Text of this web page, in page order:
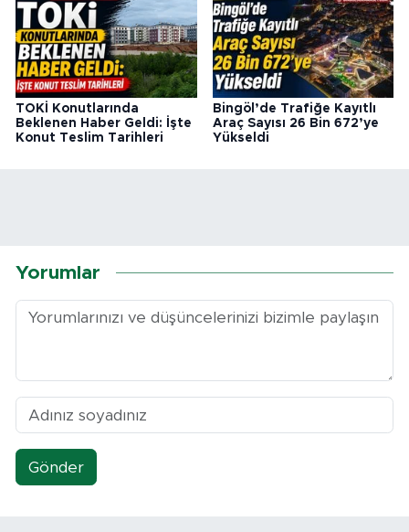
TOKİ Konutlarında
Beklenen Haber Geldi: İşte
Konut Teslim Tarihleri
Bingöl’de Trafiğe Kayıtlı
Araç Sayısı 26 Bin 672’ye
Yükseldi
Yorumlar
Gönder